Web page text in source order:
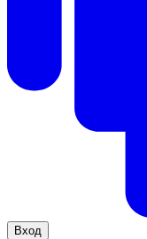
Вход